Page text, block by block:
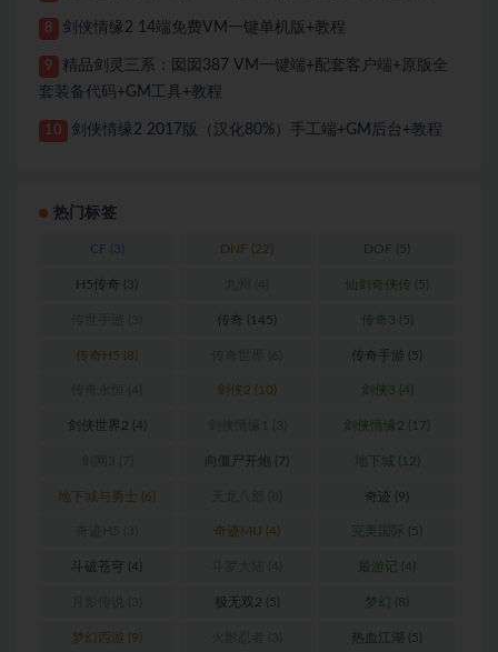
8 剑侠情缘2 14端免费VM一键单机版+教程
9
精品剑灵三系：囡囡387 VM一键端+配套客户端+原版全
套装备代码+GM工具+教程
10 剑侠情缘2 2017版（汉化80%）手工端+GM后台+教程
热门标签
CF (3) DNF (22) DOF (5)
H5传奇 (3) 仙剑奇侠传 (5)
传奇 (145) 传奇3 (5)
传奇H5 (8) 传奇手游 (5)
剑侠2 (10) 剑侠3 (4)
剑侠世界2 (4) 剑侠情缘2 (17)
向僵尸开炮 (7) 地下城 (12)
地下城与勇士 (6) 奇迹 (9)
奇迹MU (4) 完美国际 (5)
斗破苍穹 (4) 最游记 (4)
极无双2 (5) 梦幻 (8)
梦幻西游 (9) 热血江湖 (5)